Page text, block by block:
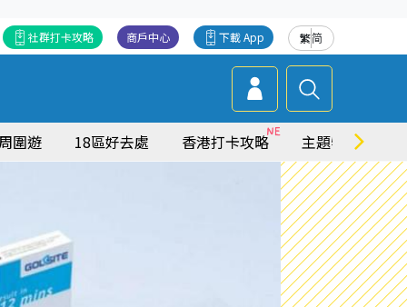
繁简
下載 App
商戶中心
社群打卡攻略
圍遊 18區好去處 香港打卡攻略 主題特集